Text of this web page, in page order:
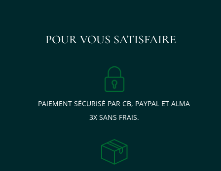
pochettes ÉPICE Paris, sacs ÉPICE Paris et foulards ÉPICE Paris
danoise et le savoir-faire des ateliers indiens.
Commandez dès maintenant votre pochette Shimla ÉPICE
Paris sur notre boutique en ligne OÜAet complétez votre
vestiaire avec une pièce graphique, colorée et élégante.
POUR VOUS SATISFAIRE
PAIEMENT SÉCURISÉ PAR CB, PAYPAL ET ALMA
3X SANS FRAIS.